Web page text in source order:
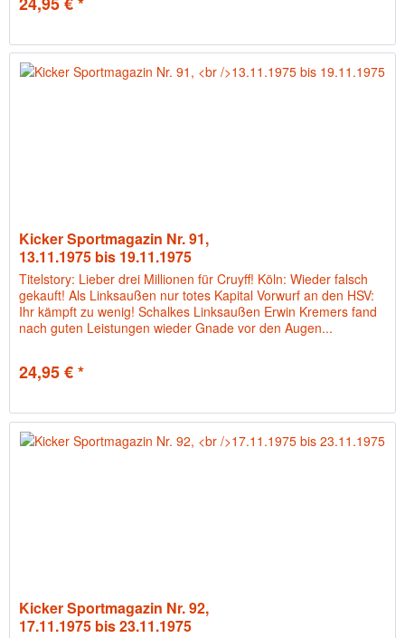
Kicker Sportmagazin Nr. 91,
13.11.1975 bis 19.11.1975
Titelstory: Lieber drei Millionen für Cruyff! Köln: Wieder falsch
gekauft! Als Linksaußen nur totes Kapital Vorwurf an den HSV:
Ihr kämpft zu wenig! Schalkes Linksaußen Erwin Kremers fand
nach guten Leistungen wieder Gnade vor den Augen...
24,95 € *
Kicker Sportmagazin Nr. 92,
17.11.1975 bis 23.11.1975